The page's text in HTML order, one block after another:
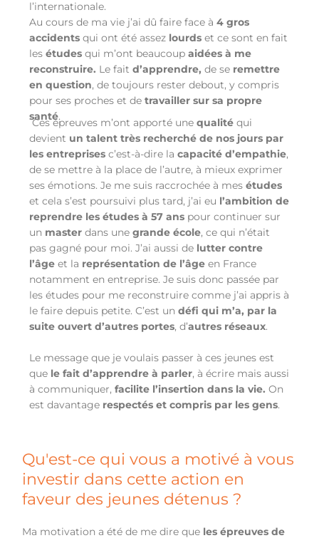
l’internationale.
Au cours de ma vie j’ai dû faire face à4 gros
accidents qui ont été assez lourds et ce sont en fait
lesétudes qui m’ont beaucoupaidées à me
reconstruire. Le faitd’apprendre,de se remettre
en question, de toujours rester debout, y compris
pour ses proches et detravailler sur sa propre
santé.
Ces épreuves m’ont apporté unequalité qui
devient un talent très recherché de nos jours par
les entreprises c’est-à-dire lacapacité d’empathie,
de se mettre à la place de l’autre, à mieux exprimer
ses émotions. Je me suis raccrochée à mes études
et cela s’est poursuivi plus tard, j’ai eu l’ambition de
reprendre les études à 57 ans pour continuer sur
un master dans unegrande école, ce qui n’était
pas gagné pour moi. J’ai aussi de lutter contre
l’âge et la représentation de l’âge en France
notamment en entreprise. Je suis donc passée par
les études pour me reconstruire comme j’ai appris à
le faire depuis petite. C’est undéfi qui m’a, par la
suite ouvert d’autres portes, d’autres réseaux.
Le message que je voulais passer à ces jeunes est
que le fait d’apprendre à parler, à écrire mais aussi
à communiquer, facilite l’insertion dans la vie. On
est davantage respectés et compris par les gens.
Qu'est-ce qui vous a motivé à vous
investir dans cette action en
faveur des jeunes détenus ?
Ma motivation a été de me dire que les épreuves de